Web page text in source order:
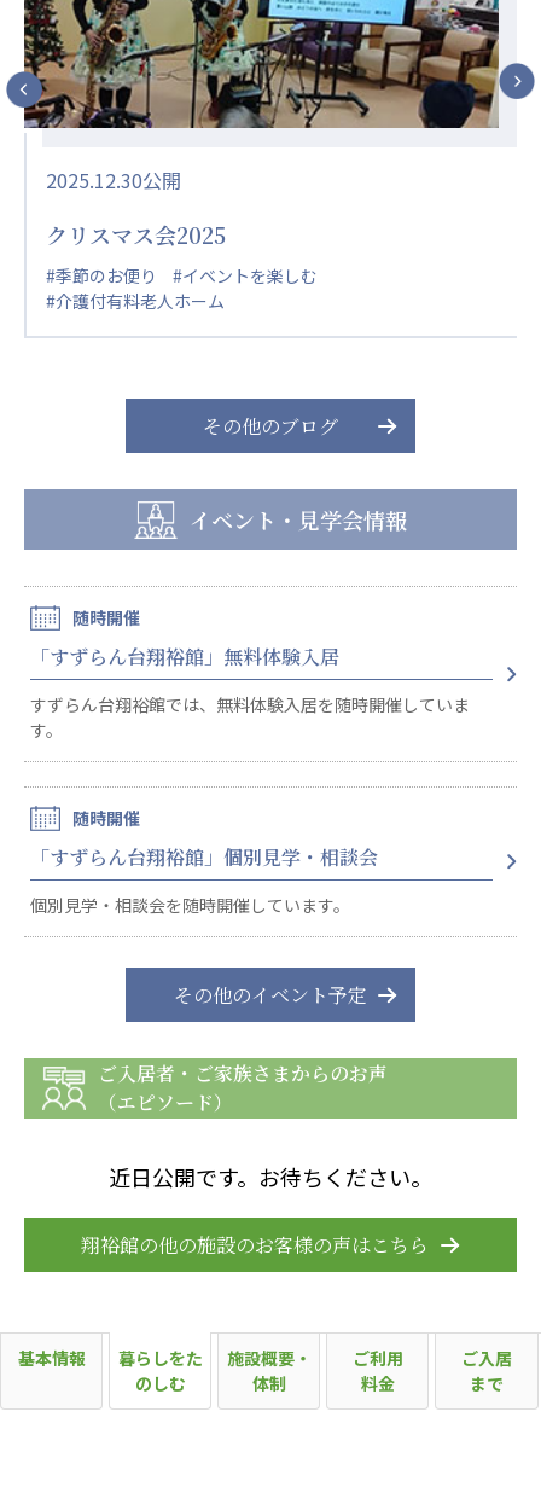
2025.12.30公開
クリスマス会2025
#季節のお便り
#イベントを楽しむ
#介護付有料老人ホーム
その他のブログ
イベント・見学会情報
随時開催
「すずらん台翔裕館」無料体験入居
すずらん台翔裕館では、無料体験入居を随時開催していま
す。
随時開催
「すずらん台翔裕館」個別見学・相談会
個別見学・相談会を随時開催しています。
その他のイベント予定
ご入居者・ご家族さまからのお声
（エピソード）
近日公開です。お待ちください。
翔裕館の他の施設のお客様の声はこちら
基本情報
暮らしをた
のしむ
施設概要・
体制
ご利用
料金
ご入居
まで